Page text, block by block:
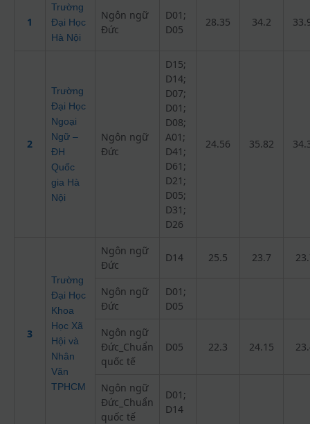
1
Trường
Đại Học
Hà Nội
Ngôn ngữ
Đức
D01;
D05
28.35 34.2
2
Trường
Đại Học
Ngoại
Ngữ –
ĐH
Quốc
gia Hà
Nội
Ngôn ngữ
Đức
D15;
D14;
D07;
D01;
D08;
A01;
D41;
D61;
D21;
D05;
D31;
D26
24.56 35.82
3
Trường
Đại Học
Khoa
Học Xã
Hội và
Nhân
Văn
TPHCM
Ngôn ngữ
Đức
D14 25.5 23.7
Ngôn ngữ
Đức
D01;
D05
Ngôn ngữ
Đức_Chuẩn
quốc tế
D05 22.3 24.15
Ngôn ngữ
Đức_Chuẩn
quốc tế
D01;
D14